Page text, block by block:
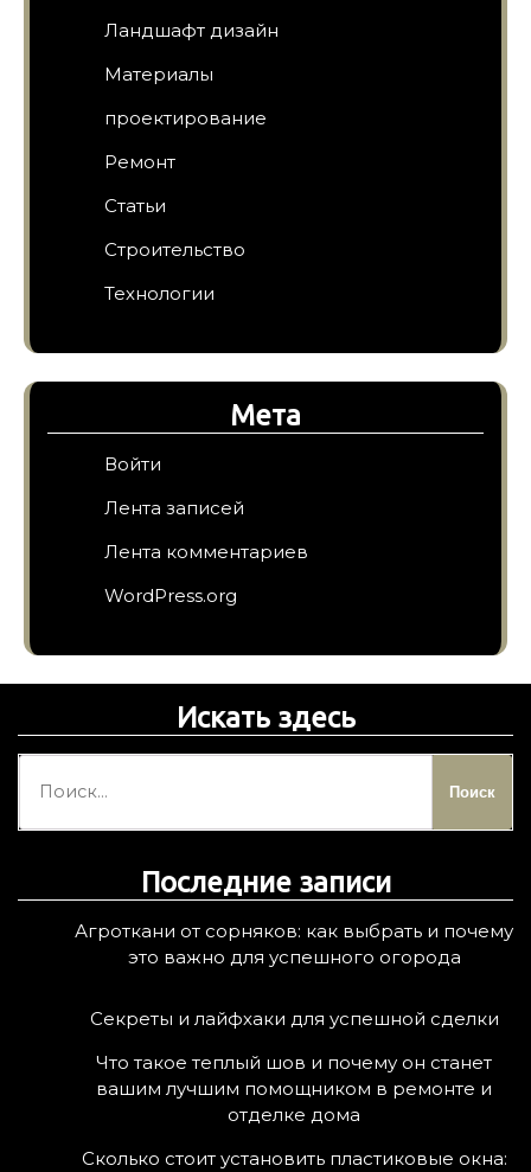
Ландшафт дизайн
Материалы
проектирование
Ремонт
Статьи
Строительство
Технологии
Мета
Войти
Лента записей
Лента комментариев
WordPress.org
Искать здесь
й
Последние записи
Агроткани от сорняков: как выбрать и почему
это важно для успешного огорода
Секреты и лайфхаки для успешной сделки
Что такое теплый шов и почему он станет
вашим лучшим помощником в ремонте и
отделке дома
Сколько стоит установить пластиковые окна: